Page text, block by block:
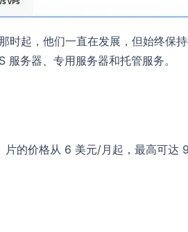
起，他们一直在发展，但始终保
务器、专用服务器和托管服务。
的价格从 6 美元/月起，最高可达